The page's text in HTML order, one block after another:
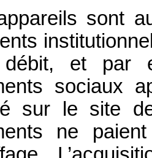
sont
débit, et par
sociaux
sur le site
ne